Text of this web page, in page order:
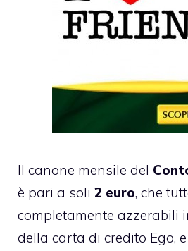
Il canone mensile del
è pari a soli 2 euro, che
completamente azzerabili
della carta di credito Ego,